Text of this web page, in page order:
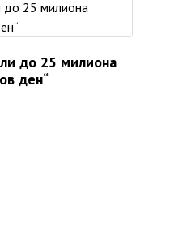
до 25 милиона
ден“